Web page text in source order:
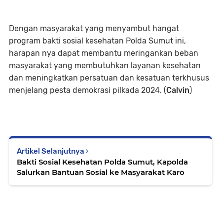
Dengan masyarakat yang menyambut hangat
program bakti sosial kesehatan Polda Sumut ini,
harapan nya dapat membantu meringankan beban
masyarakat yang membutuhkan layanan kesehatan
dan meningkatkan persatuan dan kesatuan terkhusus
menjelang pesta demokrasi pilkada 2024. (Calvin)
Artikel Selanjutnya
Bakti Sosial Kesehatan Polda Sumut, Kapolda
Salurkan Bantuan Sosial ke Masyarakat Karo